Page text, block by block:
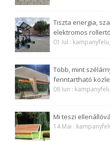
Tiszta energia,
elektromos
01 Iul :
Több, mint
fenntartható
08 Iun :
Mi teszi
14 Mai :